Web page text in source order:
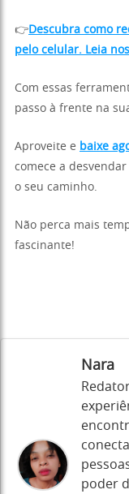
👉 Descubra como
pelo celular. Leia
Com essas
passo à frente na
Aproveite e baixe
comece a
o seu caminho.
Não perca mais
fascinante!
Nara
poder